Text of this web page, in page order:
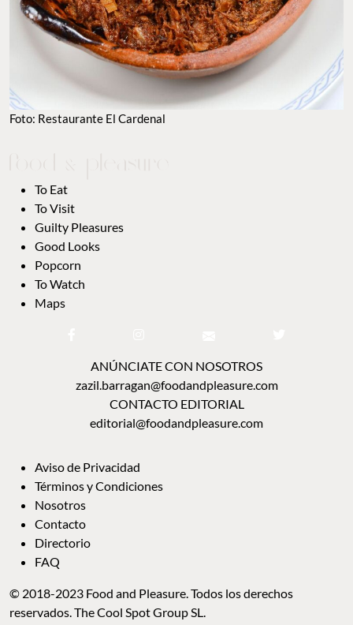
Foto: Restaurante El Cardenal
To Eat
To Visit
Guilty Pleasures
Good Looks
Popcorn
To Watch
Maps
ANÚNCIATE CON NOSOTROS
zazil.barragan@foodandpleasure.com
CONTACTO EDITORIAL
editorial@foodandpleasure.com
Aviso de Privacidad
Términos y Condiciones
Nosotros
Contacto
Directorio
FAQ
© 2018-2023 Food and Pleasure. Todos los derechos
reservados. The Cool Spot Group SL.